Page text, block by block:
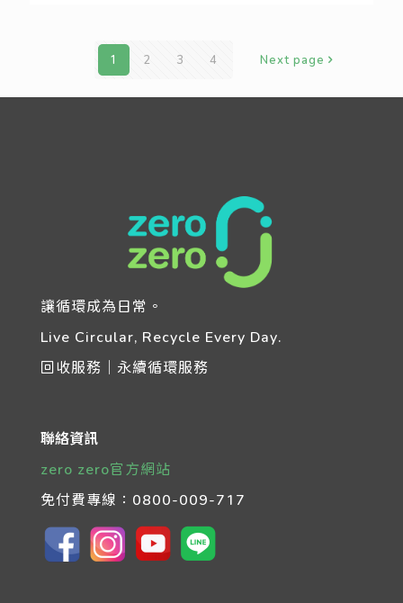
1 2 3 4 Next page
讓循環成為日常。
Live Circular, Recycle Every Day.
回收服務｜永續循環服務
聯絡資訊
zero zero官方網站
免付費專線： 0800-009-717